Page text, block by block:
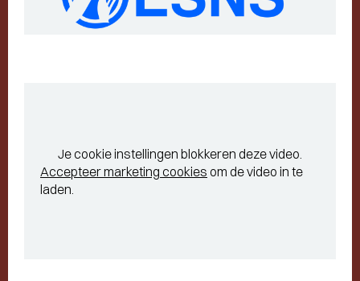
Je cookie instellingen blokkeren deze video.
Accepteer marketing cookies om de video in te
laden.